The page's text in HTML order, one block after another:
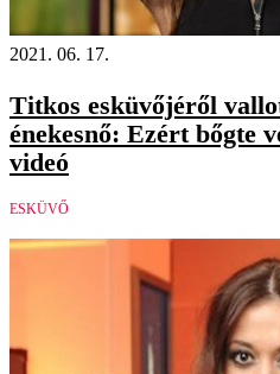
2021. 06. 17.
Titkos esküvőjéről
énekesnő: Ezért bőgte
videó
ESKÜVŐ